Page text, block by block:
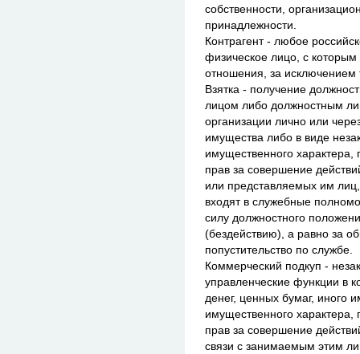
собственности,
принадлежности.
Контрагент - любое
физическое лицо, с которым
отношения, за исключением
Взятка - получение
лицом либо должностным
организации лично или
имущества либо в виде
имущественного
прав за совершение
или представляемых им
входят в служебные
силу должностного
(бездействию), а равно за
попустительство по службе.
Коммерческий подкуп -
управленческие функции в
денег, ценных бумаг, иного
имущественного
прав за совершение
связи с занимаемым этим